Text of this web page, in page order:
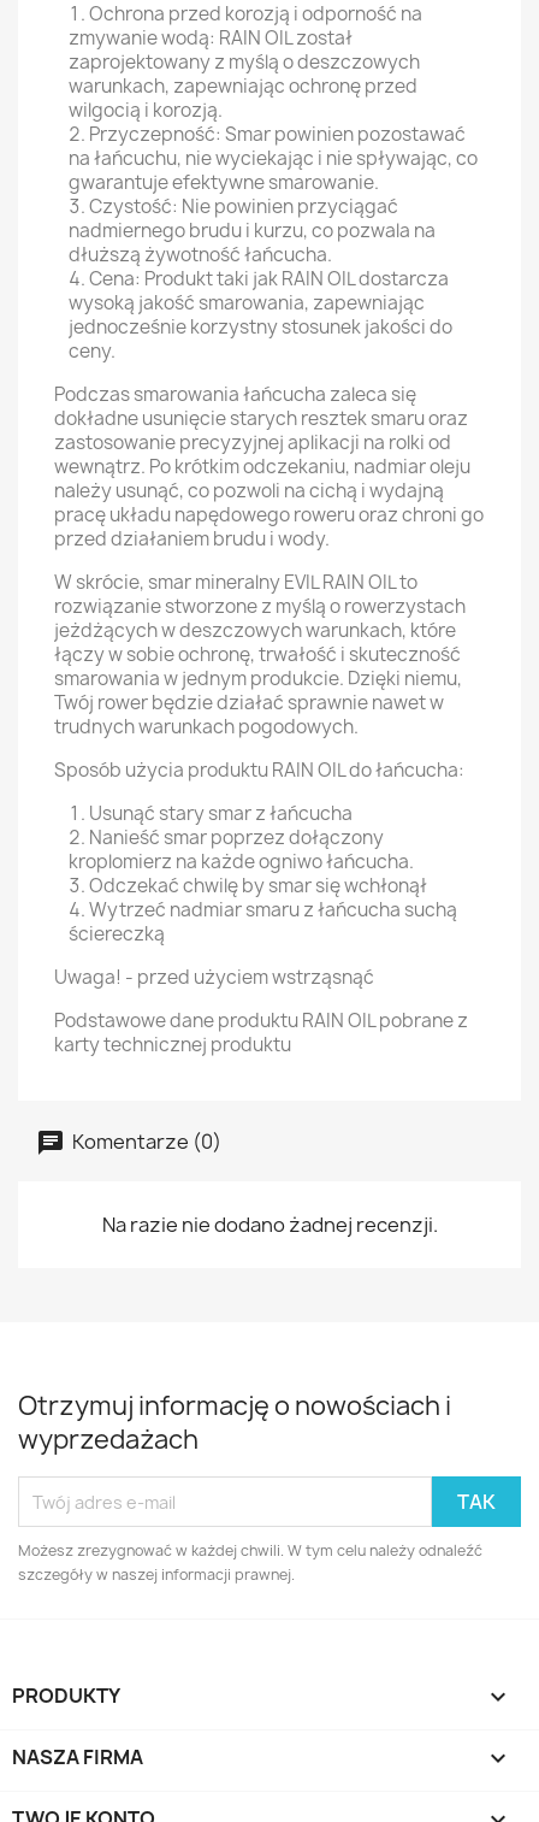
Ochrona przed korozją i odporność na
zmywanie wodą: RAIN OIL został
zaprojektowany z myślą o deszczowych
warunkach, zapewniając ochronę przed
wilgocią i korozją.
Przyczepność: Smar powinien pozostawać
na łańcuchu, nie wyciekając i nie spływając, co
gwarantuje efektywne smarowanie.
Czystość: Nie powinien przyciągać
nadmiernego brudu i kurzu, co pozwala na
dłuższą żywotność łańcucha.
Cena: Produkt taki jak RAIN OIL dostarcza
wysoką jakość smarowania, zapewniając
jednocześnie korzystny stosunek jakości do
ceny.
Podczas smarowania łańcucha zaleca się
dokładne usunięcie starych resztek smaru oraz
zastosowanie precyzyjnej aplikacji na rolki od
wewnątrz. Po krótkim odczekaniu, nadmiar oleju
należy usunąć, co pozwoli na cichą i wydajną
pracę układu napędowego roweru oraz chroni go
przed działaniem brudu i wody.
W skrócie, smar mineralny EVIL RAIN OIL to
rozwiązanie stworzone z myślą o rowerzystach
jeżdżących w deszczowych warunkach, które
łączy w sobie ochronę, trwałość i skuteczność
smarowania w jednym produkcie. Dzięki niemu,
Twój rower będzie działać sprawnie nawet w
trudnych warunkach pogodowych.
Sposób użycia produktu RAIN OIL do łańcucha:
Usunąć stary smar z łańcucha
Nanieść smar poprzez dołączony
kroplomierz na każde ogniwo łańcucha.
Odczekać chwilę by smar się wchłonął
Wytrzeć nadmiar smaru z łańcucha suchą
ściereczką
Uwaga! - przed użyciem wstrząsnąć
Podstawowe dane produktu RAIN OIL pobrane z
karty technicznej produktu
Komentarze (0)
Na razie nie dodano żadnej recenzji.
Otrzymuj informację o nowościach i
wyprzedażach
Możesz zrezygnować w każdej chwili. W tym celu należy odnaleźć
szczegóły w naszej informacji prawnej.
PRODUKTY 
NASZA FIRMA 